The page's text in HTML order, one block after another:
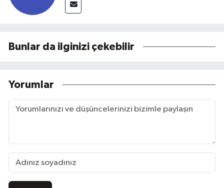
Bunlar da ilginizi çekebilir
Yorumlar